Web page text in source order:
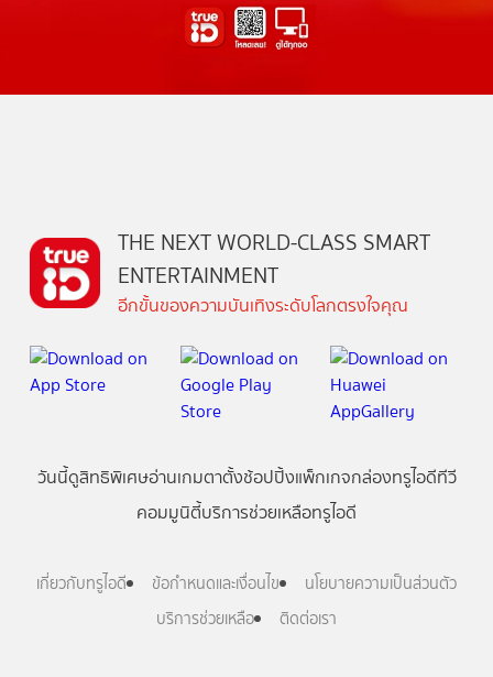
THE NEXT WORLD-CLASS SMART
ENTERTAINMENT
อีกขั้นของความบันเทิงระดับโลกตรงใจคุณ
วันนี้ดูสิทธิพิเศษอ่านเกมตาตั้งช้อปปิ้งแพ็กเกจกล่องทรูไอดีทีวี
คอมมูนิตี้บริการช่วยเหลือทรูไอดี
เกี่ยวกับทรูไอดี ข้อกำหนดและเงื่อนไข
นโยบายความเป็นส่วนตัว
บริการช่วยเหลือ
ติดต่อเรา